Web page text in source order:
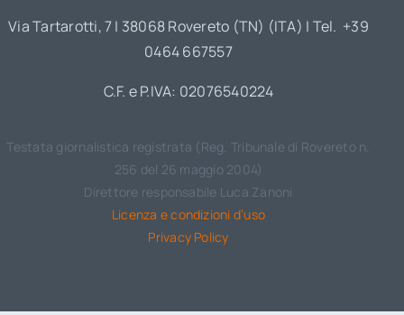
Via Tartarotti, 7 | 38068 Rovereto (TN) (ITA) | Tel. +39
0464 667557
C.F. e P.IVA: 02076540224
Testata giornalistica registrata (Reg. Tribunale di Rovereto n.
256 del 26 maggio 2004)
Direttore responsabile Luca Zanoni
Licenza e condizioni d’uso
Privacy Policy